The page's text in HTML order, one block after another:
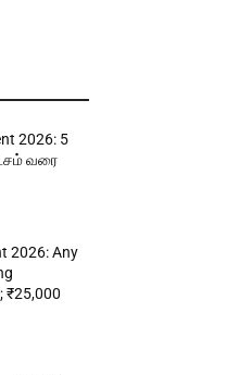
2026: 5
வரை
2026: Any
₹25,000